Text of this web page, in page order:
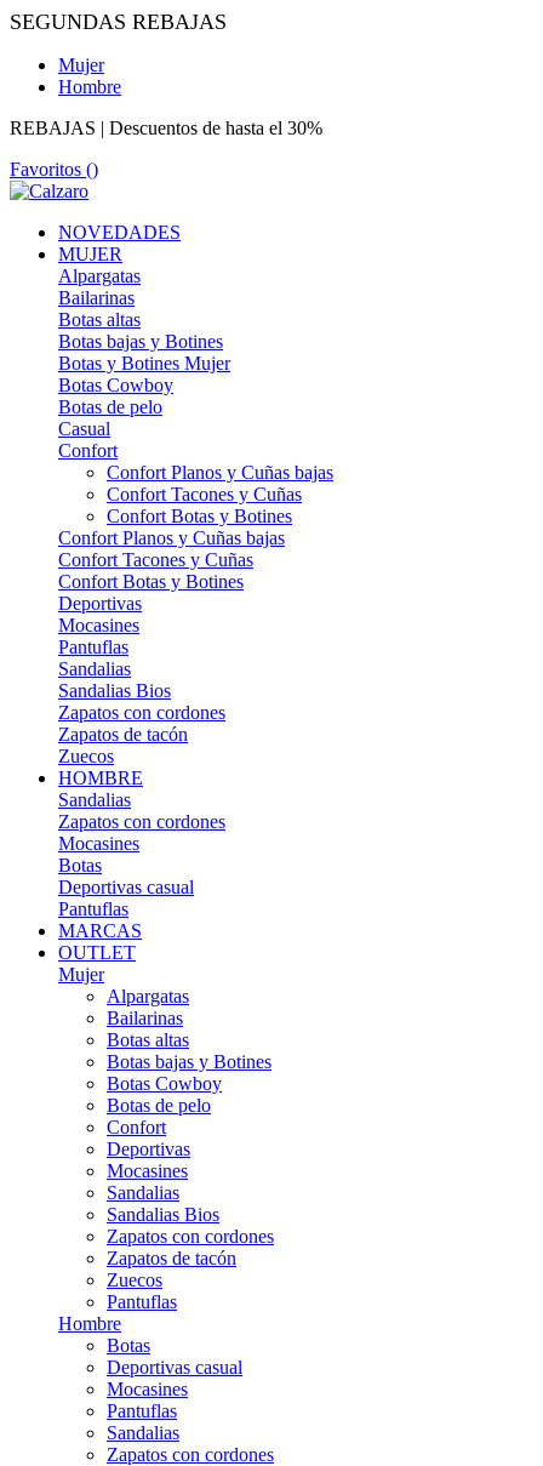
SEGUNDAS REBAJAS
Mujer
Hombre
REBAJAS | Descuentos de hasta el 30%
Favoritos ()
NOVEDADES
MUJER
Alpargatas
Bailarinas
Botas altas
Botas bajas y Botines
Botas y Botines Mujer
Botas Cowboy
Botas de pelo
Casual
Confort
Confort Planos y Cuñas bajas
Confort Tacones y Cuñas
Confort Botas y Botines
Confort Planos y Cuñas bajas
Confort Tacones y Cuñas
Confort Botas y Botines
Deportivas
Mocasines
Pantuflas
Sandalias
Sandalias Bios
Zapatos con cordones
Zapatos de tacón
Zuecos
HOMBRE
Sandalias
Zapatos con cordones
Mocasines
Botas
Deportivas casual
Pantuflas
MARCAS
OUTLET
Mujer
Alpargatas
Bailarinas
Botas altas
Botas bajas y Botines
Botas Cowboy
Botas de pelo
Confort
Deportivas
Mocasines
Sandalias
Sandalias Bios
Zapatos con cordones
Zapatos de tacón
Zuecos
Pantuflas
Hombre
Botas
Deportivas casual
Mocasines
Pantuflas
Sandalias
Zapatos con cordones